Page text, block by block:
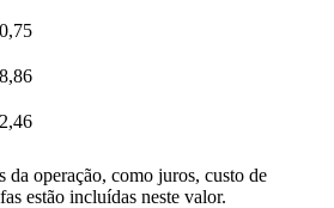
da operação, como juros, custo de
estão incluídas neste valor.